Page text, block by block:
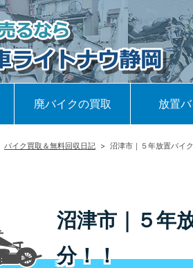
廃バイクの買取 放置
バイク買取＆無料回収日記 > 沼津市｜５年放置バイ
沼津市｜５年
分！！